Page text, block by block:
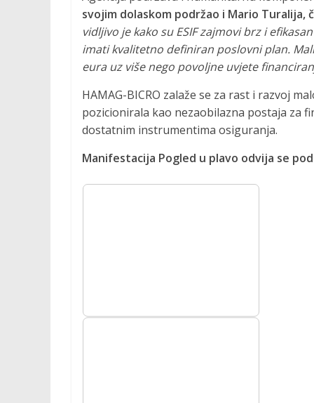
svojim dolaskom podržao i Mario Turalija,
vidljivo je kako su ESIF zajmovi brz i
imati kvalitetno definiran poslovni plan.
eura uz više nego povoljne uvjete
HAMAG-BICRO zalaže se za rast i razvoj
pozicionirala kao nezaobilazna postaja za
dostatnim instrumentima osiguranja.
Manifestacija Pogled u plavo odvija se